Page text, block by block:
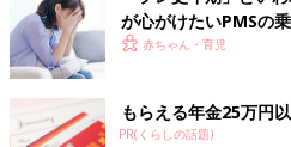
が心がけたいPMSの
赤ちゃん・育児
もらえる年金25万円
PR(くらしの話題)